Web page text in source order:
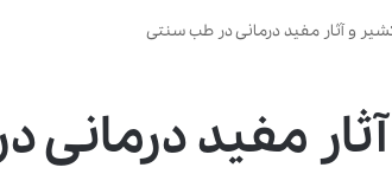
و آثار مفید درمانی در طب سنتی
مفید